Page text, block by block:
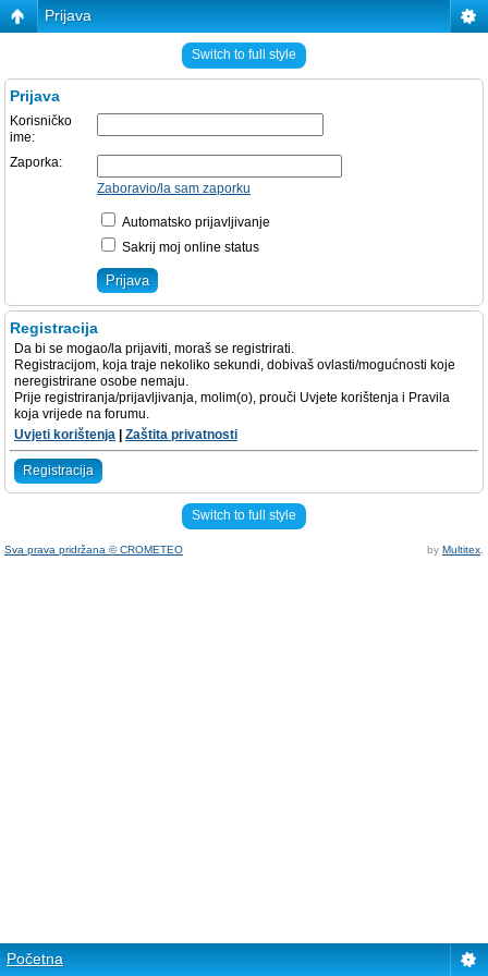
Prijava
Switch to full style
Prijava
Korisničko
ime:
Zaporka:
Zaboravio/la sam zaporku
Automatsko prijavljivanje
Sakrij moj online status
Registracija
Da bi se mogao/la prijaviti, moraš se registrirati.
Registracijom, koja traje nekoliko sekundi, dobivaš ovlasti/mogućnosti koje
neregistrirane osobe nemaju.
Prije registriranja/prijavljivanja, molim(o), prouči Uvjete korištenja i Pravila
koja vrijede na forumu.
Uvjeti korištenja
Zaštita privatnosti
Registracija
Switch to full style
Sva prava pridržana © CROMETEO by Multitex
Početna